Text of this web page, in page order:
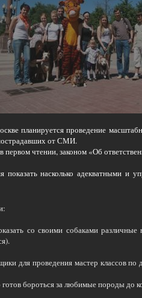
планируется проведение
от СМИ.
первом чтении, законом «Об
показать насколько адекватными
со своими собаками
для проведения мастер классов
бороться за любимые породы до